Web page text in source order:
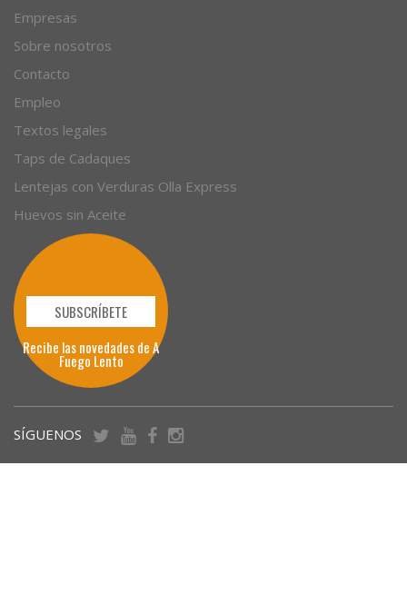
Empresas
Sobre nosotros
Contacto
Empleo
Textos legales
Taps de Cadaques
Lentejas con Verduras Olla Express
Huevos sin Aceite
SUBSCRÍBETE
Recibe las novedades de A
Fuego Lento
SÍGUENOS